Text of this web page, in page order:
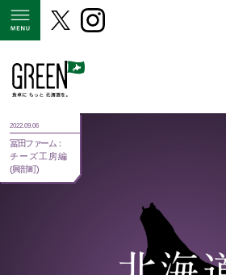
2022.09.06
冨田ファーム：
チーズ工房編
(興部町)